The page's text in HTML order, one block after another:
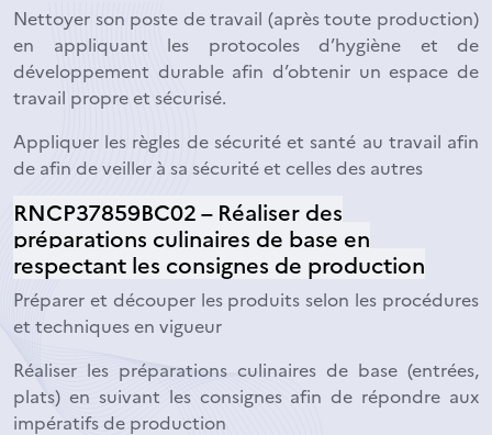
Nettoyer son poste de travail (après toute production)
en appliquant les protocoles d’hygiène et de
développement durable afin d’obtenir un espace de
travail propre et sécurisé.
Appliquer les règles de sécurité et santé au travail afin
de afin de veiller à sa sécurité et celles des autres
RNCP37859BC02 – Réaliser des
préparations culinaires de base en
respectant les consignes de production
Préparer et découper les produits selon les procédures
et techniques en vigueur
Réaliser les préparations culinaires de base (entrées,
plats) en suivant les consignes afin de répondre aux
impératifs de production